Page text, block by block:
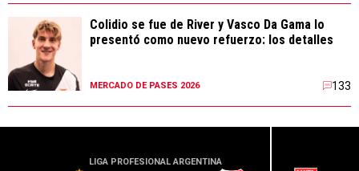
Colidio se fue de River y Vasco Da Gama lo
presentó como nuevo refuerzo: los detalles
MERCADO DE PASES 2026 133
LIGA PROFESIONAL ARGENTINA